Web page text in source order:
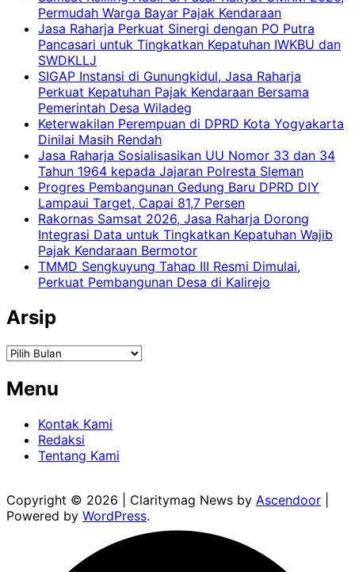
Permudah Warga Bayar Pajak Kendaraan
Jasa Raharja Perkuat Sinergi dengan PO Putra
Pancasari untuk Tingkatkan Kepatuhan IWKBU dan
SWDKLLJ
SIGAP Instansi di Gunungkidul, Jasa Raharja
Perkuat Kepatuhan Pajak Kendaraan Bersama
Pemerintah Desa Wiladeg
Keterwakilan Perempuan di DPRD Kota Yogyakarta
Dinilai Masih Rendah
Jasa Raharja Sosialisasikan UU Nomor 33 dan 34
Tahun 1964 kepada Jajaran Polresta Sleman
Progres Pembangunan Gedung Baru DPRD DIY
Lampaui Target, Capai 81,7 Persen
Rakornas Samsat 2026, Jasa Raharja Dorong
Integrasi Data untuk Tingkatkan Kepatuhan Wajib
Pajak Kendaraan Bermotor
TMMD Sengkuyung Tahap III Resmi Dimulai,
Perkuat Pembangunan Desa di Kalirejo
Arsip
Arsip
Menu
Kontak Kami
Redaksi
Tentang Kami
Copyright © 2026 | Claritymag News by Ascendoor
Powered by WordPress.